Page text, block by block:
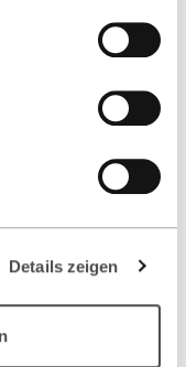
Details zeigen